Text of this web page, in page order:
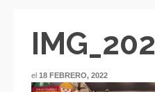
el 18 FEBRERO, 2022